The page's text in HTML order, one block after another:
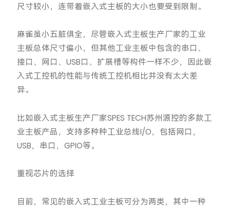
尺寸较小，连带着嵌入式主板的大小也要受到限制。
麻雀虽小五脏俱全，尽管嵌入式主板生产厂家的工业
主板总体尺寸偏小，但其他工业主板中包含的串口、
接口、网口、USB口、扩展槽等构件一样不少，因此嵌
入式工控机的性能与传统工控机相比并没有太大差
异。
比如嵌入式主板生产厂家SPES TECH苏州源控的多款工
业主板产品，支持多种种工业总线I/O，包括网口，
USB，串口，GPIO等。
重视芯片的选择
目前，常见的嵌入式工业主板可分为两类，其中一种